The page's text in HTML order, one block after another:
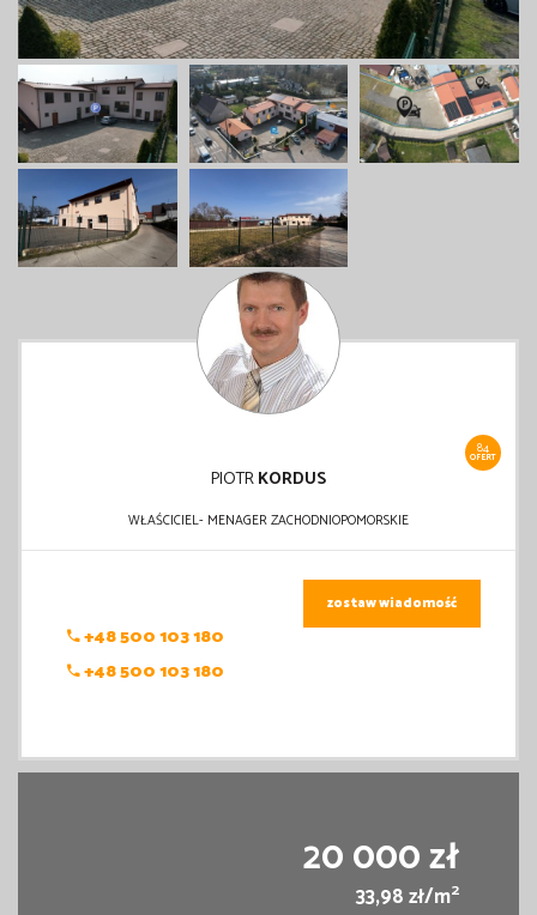
84
OFERT
PIOTRKORDUS
WŁAŚCICIEL- MENAGER ZACHODNIOPOMORSKIE
+48 500 103 180
+48 500 103 180
zostaw wiadomość
20 000 zł
33,98 zł/m2